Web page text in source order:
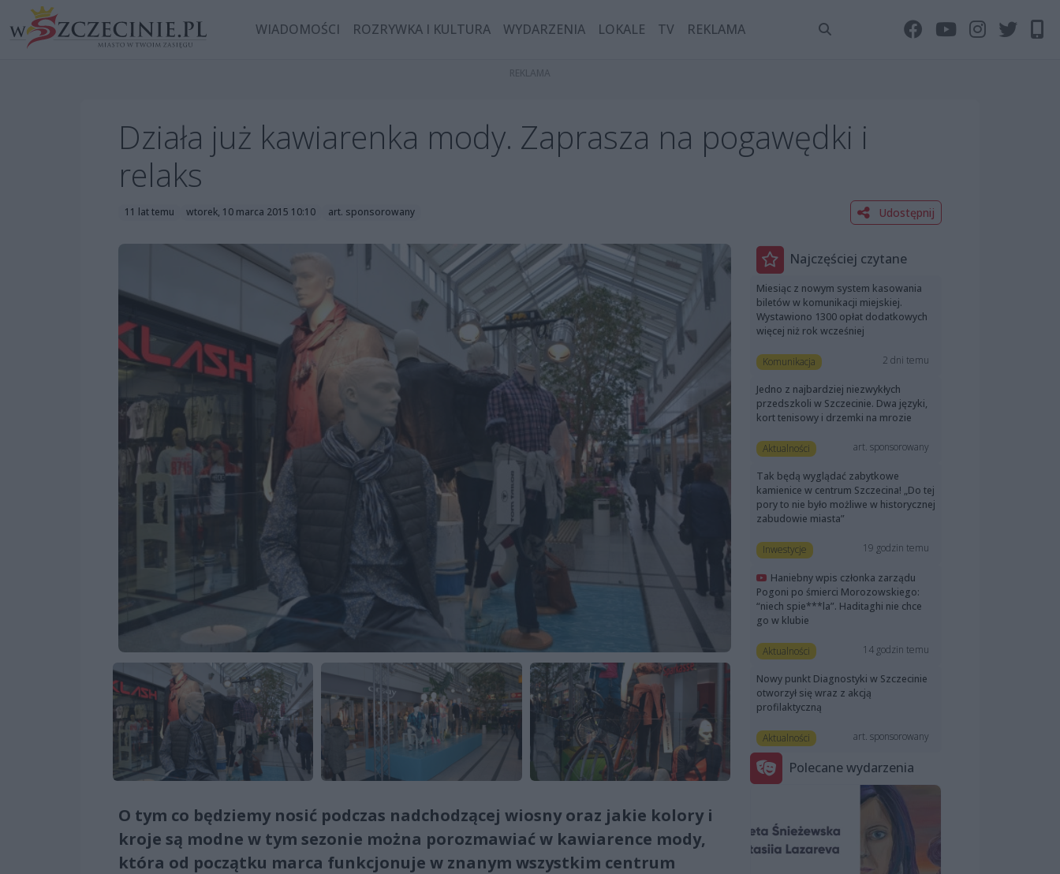
WIADOMOŚCI ROZRYWKA I KULTURA WYDARZENIA LOKALE TV REKLAMA
Działa już kawiarenka mody. Zaprasza na pogawędki i
relaks
11 lat temu wtorek, 10 marca 2015 10:10 art. sponsorowany Udostępnij
O tym co będziemy nosić podczas nadchodzącej wiosny oraz jakie kolory i
kroje są modne w tym sezonie można porozmawiać w kawiarence mody,
która od początku marca funkcjonuje w znanym wszystkim centrum
Najczęściej czytane
Miesiąc z nowym system kasowania
biletów w komunikacji miejskiej.
Wystawiono 1300 opłat dodatkowych
więcej niż rok wcześniej
Komunikacja 2 dni temu
Jedno z najbardziej niezwykłych
przedszkoli w Szczecinie. Dwa języki,
kort tenisowy i drzemki na mrozie
Aktualności art. sponsorowany
Tak będą wyglądać zabytkowe
kamienice w centrum Szczecina! „Do tej
pory to nie było możliwe w historycznej
zabudowie miasta”
Inwestycje 19 godzin temu
Haniebny wpis członka zarządu
Pogoni po śmierci Morozowskiego:
“niech spie***la”. Haditaghi nie chce
go w klubie
Aktualności 14 godzin temu
Nowy punkt Diagnostyki w Szczecinie
otworzył się wraz z akcją
profilaktyczną
Aktualności art. sponsorowany
Polecane wydarzenia